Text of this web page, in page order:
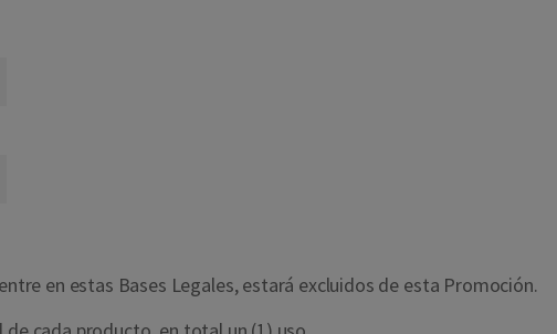
en estas Bases Legales, estará excluidos de esta Promoción.